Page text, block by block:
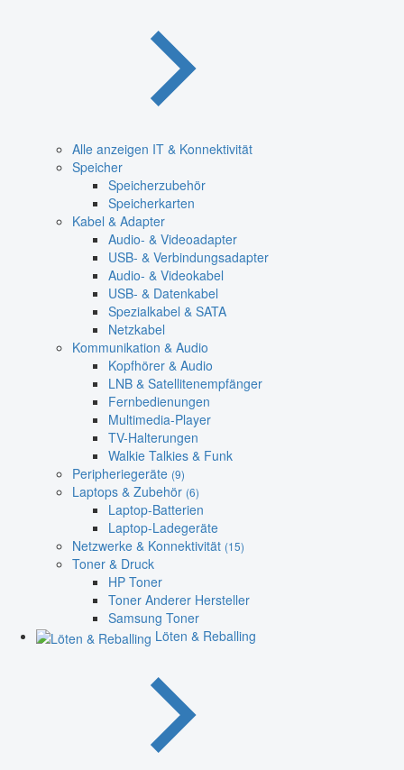
Alle anzeigen IT & Konnektivität
Speicher
Speicherzubehör
Speicherkarten
Kabel & Adapter
Audio- & Videoadapter
USB- & Verbindungsadapter
Audio- & Videokabel
USB- & Datenkabel
Spezialkabel & SATA
Netzkabel
Kommunikation & Audio
Kopfhörer & Audio
LNB & Satellitenempfänger
Fernbedienungen
Multimedia-Player
TV-Halterungen
Walkie Talkies & Funk
Peripheriegeräte (9)
Laptops & Zubehör (6)
Laptop-Batterien
Laptop-Ladegeräte
Netzwerke & Konnektivität (15)
Toner & Druck
HP Toner
Toner Anderer Hersteller
Samsung Toner
Löten & Reballing